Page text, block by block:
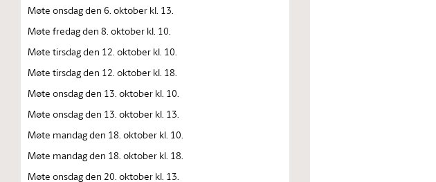
Møte onsdag den 6. oktober kl. 13.
Møte fredag den 8. oktober kl. 10.
Møte tirsdag den 12. oktober kl. 10.
Møte tirsdag den 12. oktober kl. 18.
Møte onsdag den 13. oktober kl. 10.
Møte onsdag den 13. oktober kl. 13.
Møte mandag den 18. oktober kl. 10.
Møte mandag den 18. oktober kl. 18.
Møte onsdag den 20. oktober kl. 13.